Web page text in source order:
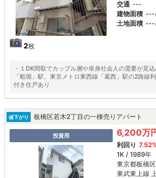
2枚
交通 ---
建物面積 ---
土地面積 ---
・１DK間取でカップル層や単身社会人の需要が見
「船堀」駅、東京メトロ東西線「葛西」駅の2路線
付き住戸あり
値下がり 板橋区若木2丁目の一棟売りアパート
投資用 6,200万
利回り
1K / 1989年
東京都板橋
東武東上線